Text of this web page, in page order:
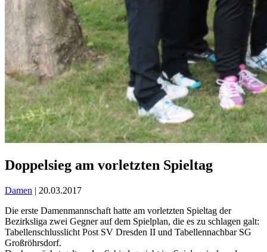
Doppelsieg am vorletzten Spieltag
Damen | 20.03.2017
Die erste Damenmannschaft hatte am vorletzten Spieltag der
Bezirksliga zwei Gegner auf dem Spielplan, die es zu schlagen galt:
Tabellenschlusslicht Post SV Dresden II und Tabellennachbar SG
Großröhrsdorf.